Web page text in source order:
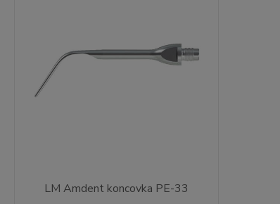
LM Amdent koncovka PE-33